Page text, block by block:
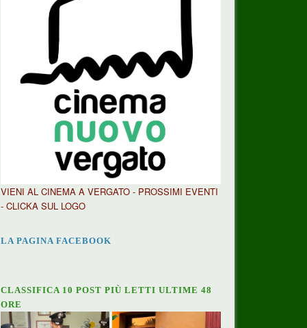
VIENI AL CINEMA A VERGATO - PROSSIMI EVENTI
- CLICKA SUL LOGO
LA PAGINA FACEBOOK
CLASSIFICA 10 POST PIÙ LETTI ULTIME 48
ORE